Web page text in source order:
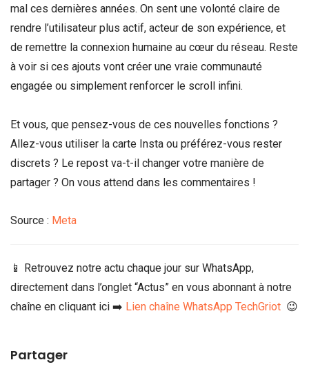
mal ces dernières années. On sent une volonté claire de
rendre l’utilisateur plus actif, acteur de son expérience, et
de remettre la connexion humaine au cœur du réseau. Reste
à voir si ces ajouts vont créer une vraie communauté
engagée ou simplement renforcer le scroll infini.
Et vous, que pensez-vous de ces nouvelles fonctions ?
Allez-vous utiliser la carte Insta ou préférez-vous rester
discrets ? Le repost va-t-il changer votre manière de
partager ? On vous attend dans les commentaires !
Source : Meta
📱 Retrouvez notre actu chaque jour sur WhatsApp,
directement dans l’onglet “Actus” en vous abonnant à notre
chaîne en cliquant ici ➡️ Lien chaîne WhatsApp TechGriot 😉
Partager